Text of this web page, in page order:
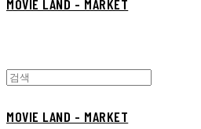
MOVIE LAND - MARKET
MOVIE LAND - MARKET